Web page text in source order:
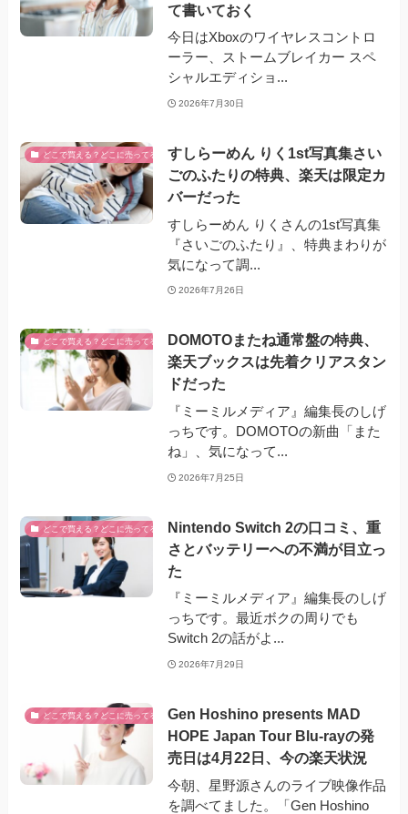
て書いておく
今日はXboxのワイヤレスコントロ
ーラー、ストームブレイカー スペ
シャルエディショ...
2026年7月30日
どこで買える？どこに売ってる？
すしらーめん りく1st写真集さい
ごのふたりの特典、楽天は限定カ
バーだった
すしらーめん りくさんの1st写真集
『さいごのふたり』、特典まわりが
気になって調...
2026年7月26日
どこで買える？どこに売ってる？
DOMOTOまたね通常盤の特典、
楽天ブックスは先着クリアスタン
ドだった
『ミーミルメディア』編集長のしげ
っちです。DOMOTOの新曲「また
ね」、気になって...
2026年7月25日
どこで買える？どこに売ってる？
Nintendo Switch 2の口コミ、重
さとバッテリーへの不満が目立っ
た
『ミーミルメディア』編集長のしげ
っちです。最近ボクの周りでも
Switch 2の話がよ...
2026年7月29日
どこで買える？どこに売ってる？
Gen Hoshino presents MAD
HOPE Japan Tour Blu-rayの発
売日は4月22日、今の楽天状況
今朝、星野源さんのライブ映像作品
を調べてました。「Gen Hoshino